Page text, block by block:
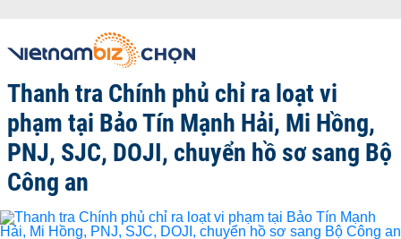
Thanh tra Chính phủ chỉ ra loạt vi
phạm tại Bảo Tín Mạnh Hải, Mi Hồng,
PNJ, SJC, DOJI, chuyển hồ sơ sang Bộ
Công an